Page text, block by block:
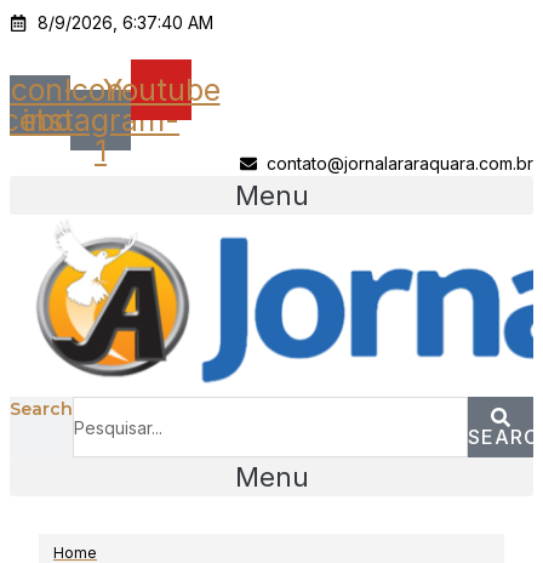
Ir
o
conteúdo
8/9/2026, 6:37:40 AM
Icon-Icon-
instagram-
1
Youtube
contato@jornalararaquara.com.br
Menu
Search
Menu
Home